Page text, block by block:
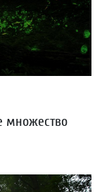
множество